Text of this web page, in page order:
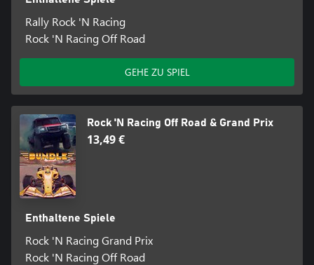
Rally Rock 'N Racing
Rock 'N Racing Off Road
GEHE ZU SPIEL
Rock 'N Racing Off Road & Grand Prix
13,49 €
Enthaltene Spiele
Rock 'N Racing Grand Prix
Rock 'N Racing Off Road